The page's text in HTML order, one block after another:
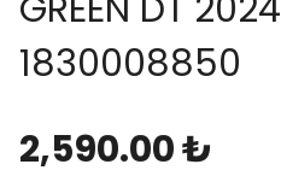
1830008850
2,590.00 ₺